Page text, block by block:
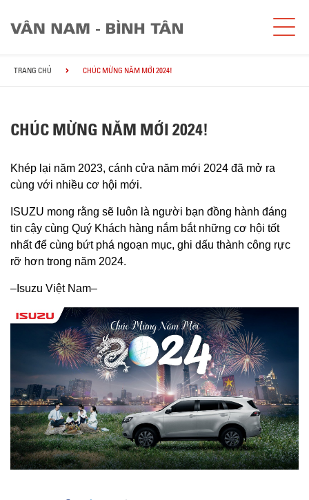
TRANG CHỦ CHÚC MỪNG NĂM MỚI 2024!
CHÚC MỪNG NĂM MỚI 2024!
Khép lại năm 2023, cánh cửa năm mới 2024 đã mở ra
cùng với nhiều cơ hội mới.​
ISUZU mong rằng sẽ luôn là người bạn đồng hành đáng
tin cậy cùng Quý Khách hàng nắm bắt những cơ hội tốt
nhất để cùng bứt phá ngoạn mục, ghi dấu thành công rực
rỡ hơn trong năm 2024.​
–Isuzu Việt Nam–